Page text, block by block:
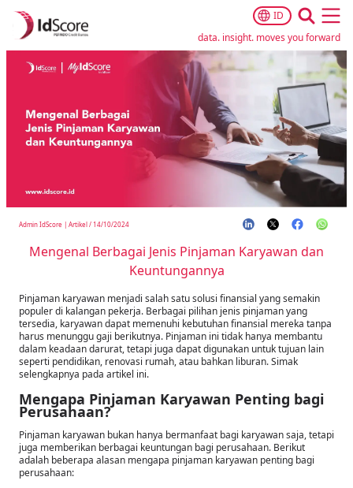
ID
data. insight. moves you forward
Admin IdScore | Artikel/ 14/10/2024
Mengenal Berbagai Jenis Pinjaman Karyawan dan
Keuntungannya
Pinjaman karyawan menjadi salah satu solusi finansial yang semakin
populer di kalangan pekerja. Berbagai pilihan jenis pinjaman yang
tersedia, karyawan dapat memenuhi kebutuhan finansial mereka tanpa
harus menunggu gaji berikutnya. Pinjaman ini tidak hanya membantu
dalam keadaan darurat, tetapi juga dapat digunakan untuk tujuan lain
seperti pendidikan, renovasi rumah, atau bahkan liburan. Simak
selengkapnya pada artikel ini.
Mengapa Pinjaman Karyawan Penting bagi
Perusahaan?
Pinjaman karyawan bukan hanya bermanfaat bagi karyawan saja, tetapi
juga memberikan berbagai keuntungan bagi perusahaan. Berikut
adalah beberapa alasan mengapa pinjaman karyawan penting bagi
perusahaan: